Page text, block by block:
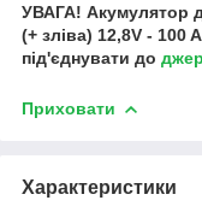
УВАГА! Акумулятор
(+ зліва) 12,8V - 100
під'єднувати до
Приховати
Характеристики